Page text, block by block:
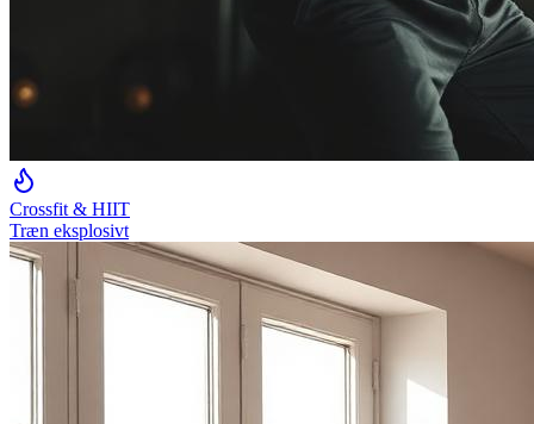
Crossfit & HIIT
Træn eksplosivt